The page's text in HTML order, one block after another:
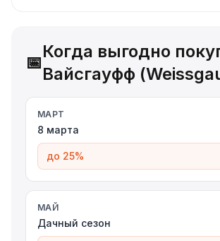
📅
Когда выгодно
Вайсгауфф
МАРТ
8 марта
до 25%
МАЙ
Дачный сезон